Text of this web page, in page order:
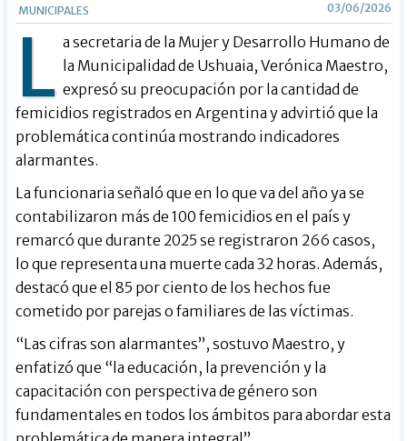
MUNICIPALES 03/06/2026
L a secretaria de la Mujer y Desarrollo Humano de
la Municipalidad de Ushuaia, Verónica Maestro,
expresó su preocupación por la cantidad de
femicidios registrados en Argentina y advirtió que la
problemática continúa mostrando indicadores
alarmantes.
La funcionaria señaló que en lo que va del año ya se
contabilizaron más de 100 femicidios en el país y
remarcó que durante 2025 se registraron 266 casos,
lo que representa una muerte cada 32 horas. Además,
destacó que el 85 por ciento de los hechos fue
cometido por parejas o familiares de las víctimas.
“Las cifras son alarmantes”, sostuvo Maestro, y
enfatizó que “la educación, la prevención y la
capacitación con perspectiva de género son
fundamentales en todos los ámbitos para abordar esta